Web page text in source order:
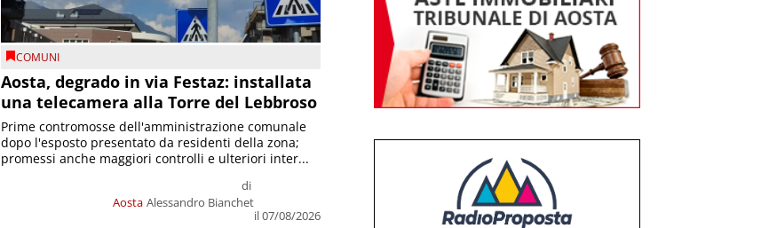
COMUNI
Aosta, degrado in via Festaz: installata
una telecamera alla Torre del Lebbroso
Aosta
di
Alessandro Bianchet
il 07/08/2026
Prime contromosse dell'amministrazione comunale
dopo l'esposto presentato da residenti della zona;
promessi anche maggiori controlli e ulteriori inter...